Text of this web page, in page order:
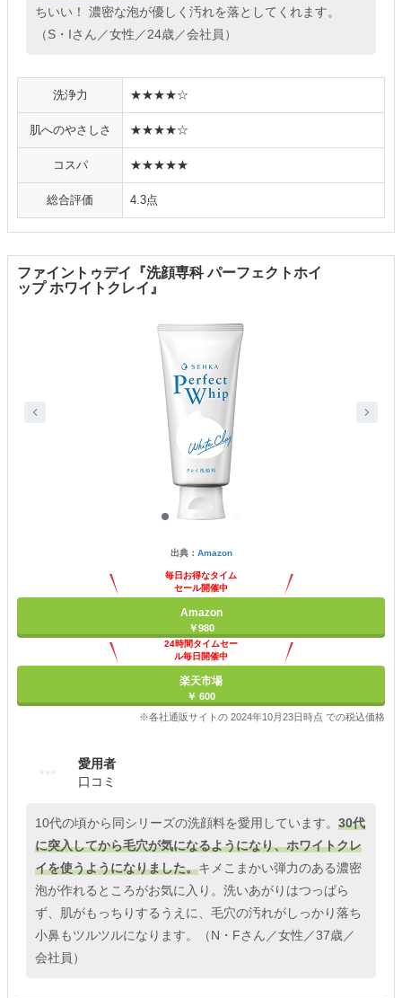
ちいい！ 濃密な泡が優しく汚れを落としてくれます。
（S・Iさん／女性／24歳／会社員）
洗浄力 ★★★★☆
肌へのやさしさ ★★★★☆
コスパ ★★★★★
総合評価 4.3点
ファイントゥデイ『洗顔専科 パーフェクトホイ
ップ ホワイトクレイ』
出典： Amazon
毎日お得なタイム
セール開催中
Amazon
￥980
24時間タイムセー
ル毎日開催中
楽天市場
￥ 600
※各社通販サイトの 2024年10月23日時点 での税込価格
愛用者
口コミ
10代の頃から同シリーズの洗顔料を愛用しています。 30代
に突入してから毛穴が気になるようになり、ホワイトクレ
イを使うようになりました。キメこまかい弾力のある濃密
泡が作れるところがお気に入り。洗いあがりはつっぱら
ず、肌がもっちりするうえに、毛穴の汚れがしっかり落ち
小鼻もツルツルになります。（N・Fさん／女性／37歳／
会社員）